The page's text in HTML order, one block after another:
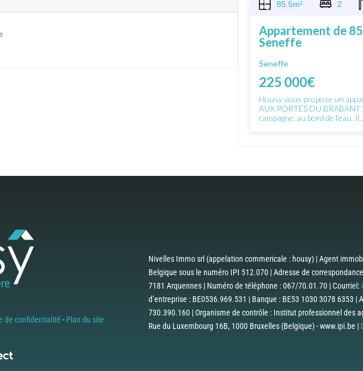
85.5m² 2
Appartement de
Seneffe
Seneffe
225 000€
Housy vous propose un
AUX PORTES DU
campagne, au bord de l’eau.
de confidentialité -Plan du site
Nivelles Immo srl (appelation commericale : housy) | Agent
Belgique sous le numéro IPI 512.070 | Adresse de
7181 Arquennes | Numéro de téléphone : 067/70.01.70 | Courriel:
d’entreprise : BE0536.969.531 | Banque : BE53 1030 3078 6353 |
730.390.160 | Organisme de contrôle : Institut professionnel des
Rue du Luxembourg 16B, 1000 Bruxelles (Belgique) - www.ipi.be |